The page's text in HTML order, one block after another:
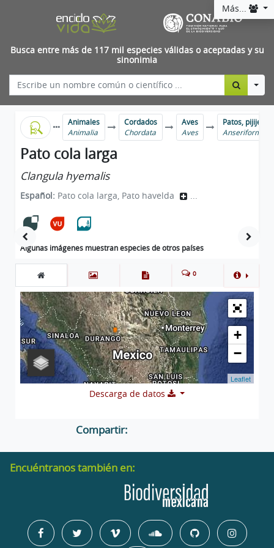
Más...
Busca entre más de 117 mil especies válidas o aceptadas y su
sinonimia
Animales
Animalia
Cordados
Chordata
Aves
Aves
Patos, pijijes,
Anseriformes
Pato cola larga
Clangula hyemalis
Español: Pato cola larga, Pato havelda ...
Algunas imágenes muestran especies de otros países
0
+
−
Leaflet
Descarga de datos
Compartir:
Encuéntranos también en: